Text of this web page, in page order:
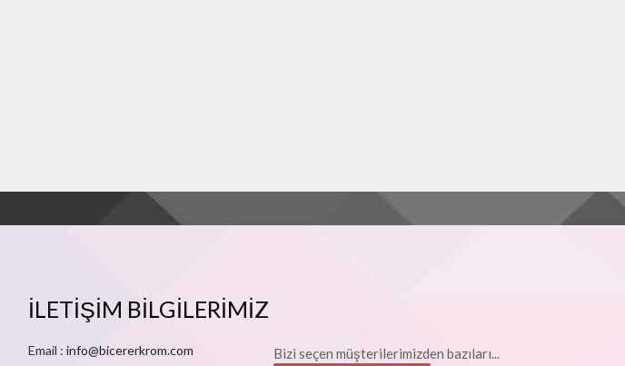
İLETİŞİM BİLGİLERİMİZ
Email : info@bicererkrom.com Bizi seçen müşterilerimizden bazıları...